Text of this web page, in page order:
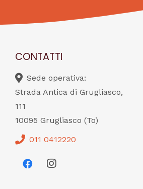
CONTATTI
Sede operativa:
Strada Antica di Grugliasco,
111
10095 Grugliasco (To)
011 0412220